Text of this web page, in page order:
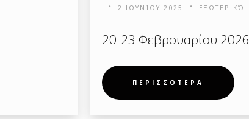
2 ΙΟΥΝΊΟΥ 2025 ΕΞΩΤΕΡΙΚΌ
20-23 Φεβρουαρίου 2026
ΠΕΡΙΣΣΟΤΕΡΑ